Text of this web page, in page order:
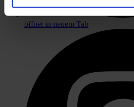
öffnet in neuem Tab